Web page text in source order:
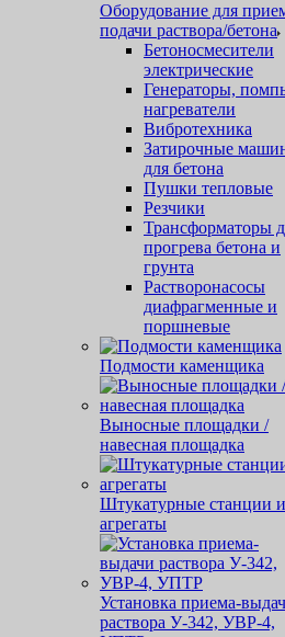
Оборудование для
подачи раствора/бетона
Бетоносмесители
электрические
Генераторы,
нагреватели
Вибротехника
Затирочные
для бетона
Пушки тепловые
Резчики
Трансформаторы
прогрева бетона и
грунта
Растворонасосы
диафрагменные и
поршневые
Подмости каменщика
Выносные площадки /
навесная площадка
Штукатурные станции и
агрегаты
Установка приема-
раствора У-342, УВР-4,